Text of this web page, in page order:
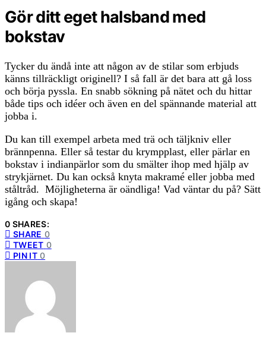
Gör ditt eget halsband med
bokstav
Tycker du ändå inte att någon av de stilar som erbjuds
känns tillräckligt originell? I så fall är det bara att gå loss
och börja pyssla. En snabb sökning på nätet och du hittar
både tips och idéer och även en del spännande material att
jobba i.
Du kan till exempel arbeta med trä och täljkniv eller
brännpenna. Eller så testar du krympplast, eller pärlar en
bokstav i indianpärlor som du smälter ihop med hjälp av
strykjärnet. Du kan också knyta makramé eller jobba med
ståltråd. Möjligheterna är oändliga! Vad väntar du på? Sätt
igång och skapa!
0 SHARES:
SHARE 0
TWEET 0
PIN IT 0